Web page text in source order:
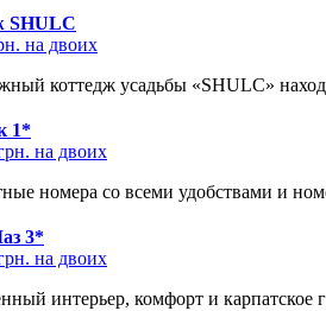
SHULC
на двоих
коттедж усадьбы «SHULC»
1*
на двоих
номера со всеми удобствами и
3*
на двоих
интерьер, комфорт и карпатское